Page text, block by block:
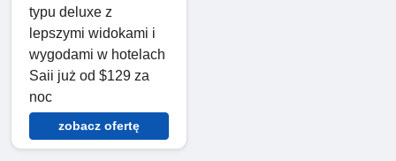
typu deluxe z
lepszymi widokami i
wygodami w hotelach
Saii już od $129 za
noc
zobacz ofertę